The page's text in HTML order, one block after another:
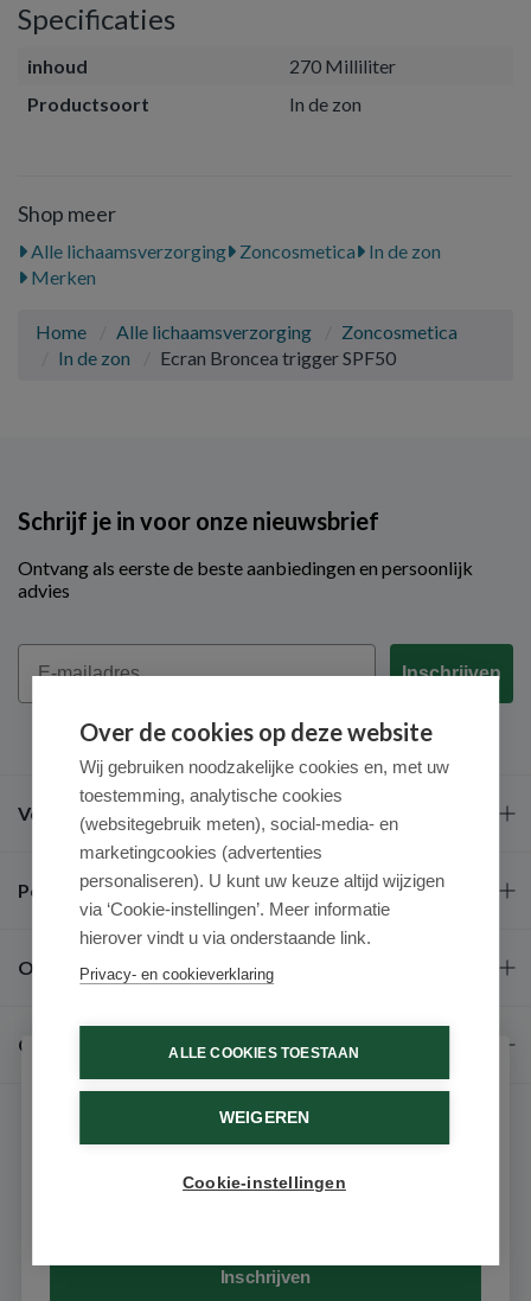
Specificaties
inhoud
270 Milliliter
Productsoort
In de zon
Shop meer
Alle lichaamsverzorging Zoncosmetica
In de zon
Merken
Home Alle lichaamsverzorging
Zoncosmetica
In de zon
Ecran Broncea trigger SPF50
Schrijf je in voor onze nieuwsbrief
Ontvang als eerste de beste aanbiedingen en persoonlijk
advies
Email
Inschrijven
Veel gestelde vragen
Populaire merken
Over ons
Contact
Over de cookies op deze website
Wij gebruiken noodzakelijke cookies en, met uw
toestemming, analytische cookies
(websitegebruik meten), social-media- en
marketingcookies (advertenties
personaliseren). U kunt uw keuze altijd wijzigen
via ‘Cookie-instellingen’. Meer informatie
hierover vindt u via onderstaande link.
Privacy- en cookieverklaring
ALLE COOKIES TOESTAAN
WEIGEREN
Cookie-instellingen
Schrijf je in voor onze nieuwsbrief
Ontvang als eerste de beste aanbiedingen en persoonlijk
advies
Inschrijven